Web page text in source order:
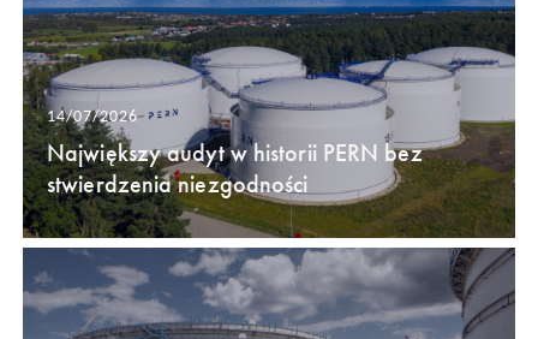
14/07/2026
Największy audyt w historii PERN bez
stwierdzenia niezgodności